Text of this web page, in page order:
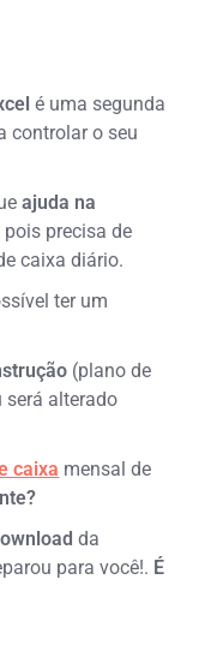
é uma segunda
controlar o seu
ajuda na
precisa de
caixa diário.
ter um
(plano de
será alterado
caixa mensal de
da
para você!. É